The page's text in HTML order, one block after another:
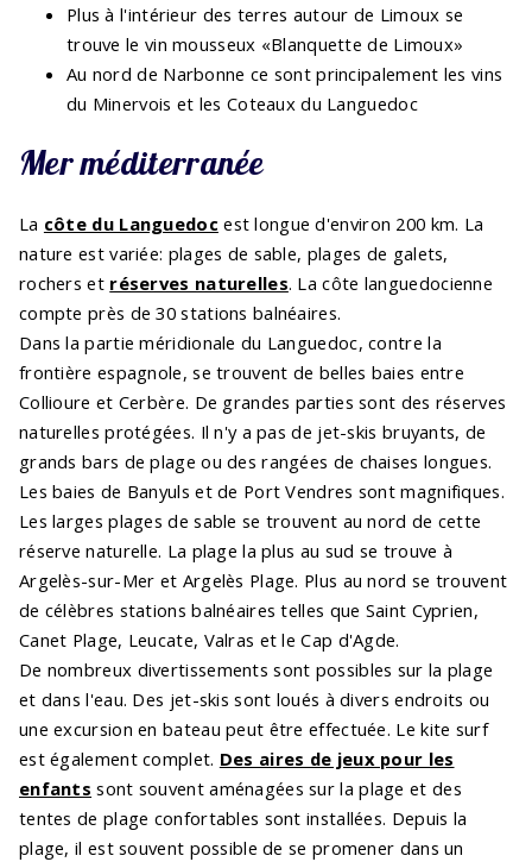
Plus à l'intérieur des terres autour de Limoux se
trouve le vin mousseux «Blanquette de Limoux»
Au nord de Narbonne ce sont principalement les vins
du Minervois et les Coteaux du Languedoc
Mer méditerranée
La côte du Languedoc est longue d'environ 200 km. La
nature est variée: plages de sable, plages de galets,
rochers et réserves naturelles. La côte languedocienne
compte près de 30 stations balnéaires.
Dans la partie méridionale du Languedoc, contre la
frontière espagnole, se trouvent de belles baies entre
Collioure et Cerbère. De grandes parties sont des réserves
naturelles protégées. Il n'y a pas de jet-skis bruyants, de
grands bars de plage ou des rangées de chaises longues.
Les baies de Banyuls et de Port Vendres sont magnifiques.
Les larges plages de sable se trouvent au nord de cette
réserve naturelle. La plage la plus au sud se trouve à
Argelès-sur-Mer et Argelès Plage. Plus au nord se trouvent
de célèbres stations balnéaires telles que Saint Cyprien,
Canet Plage, Leucate, Valras et le Cap d'Agde.
De nombreux divertissements sont possibles sur la plage
et dans l'eau. Des jet-skis sont loués à divers endroits ou
une excursion en bateau peut être effectuée. Le kite surf
est également complet. Des aires de jeux pour les
enfants sont souvent aménagées sur la plage et des
tentes de plage confortables sont installées. Depuis la
plage, il est souvent possible de se promener dans un